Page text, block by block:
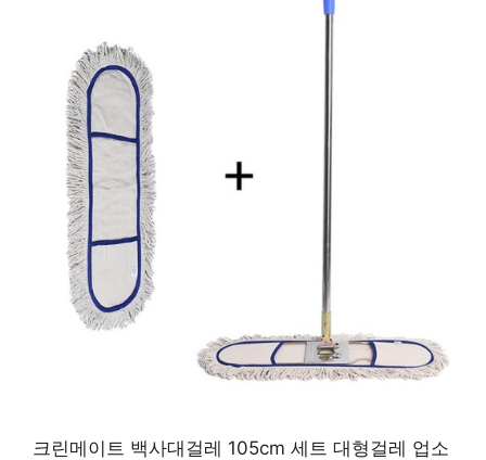
크린메이트 백사대걸레 105cm 세트 대형걸레 업소